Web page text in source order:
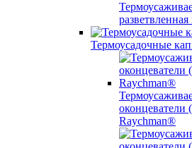
разветвленная
Термоусадочные
Raychman®